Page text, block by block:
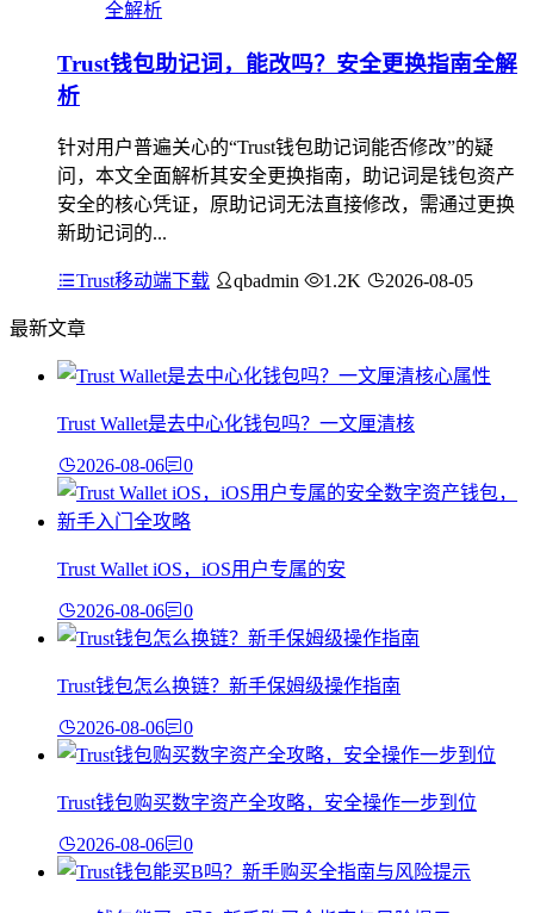
Trust钱包助记词，能改吗？安全更换指南全解
析
针对用户普遍关心的“Trust钱包助记词能否修改”的疑
问，本文全面解析其安全更换指南，助记词是钱包资产
安全的核心凭证，原助记词无法直接修改，需通过更换
新助记词的...
Trust移动端下载 qbadmin 1.2K 2026-08-05
最新文章
Trust Wallet是去中心化钱包吗？一文厘清核
2026-08-06 0
Trust Wallet iOS，iOS用户专属的安
2026-08-06 0
Trust钱包怎么换链？新手保姆级操作指南
2026-08-06 0
Trust钱包购买数字资产全攻略，安全操作一步到位
2026-08-06 0